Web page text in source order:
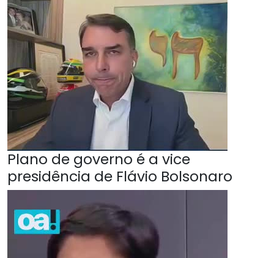
Plano de governo é a vice
presidência de Flávio Bolsonaro